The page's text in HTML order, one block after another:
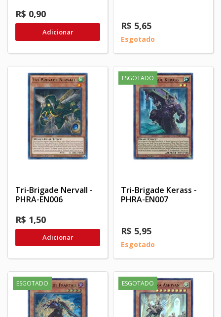
R$ 0,90
Adicionar
R$ 5,65
Esgotado
Tri-Brigade Nervall -
PHRA-EN006
R$ 1,50
Adicionar
ESGOTADO
Tri-Brigade Kerass -
PHRA-EN007
R$ 5,95
Esgotado
ESGOTADO ESGOTADO